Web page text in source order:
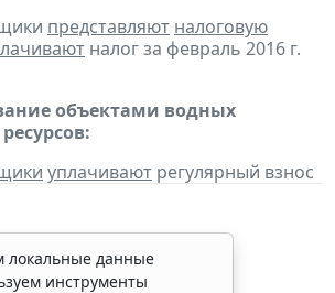
представляют налоговую
налог за февраль 2016 г.
объектами водных
уплачивают регулярный взнос
данные
инструменты